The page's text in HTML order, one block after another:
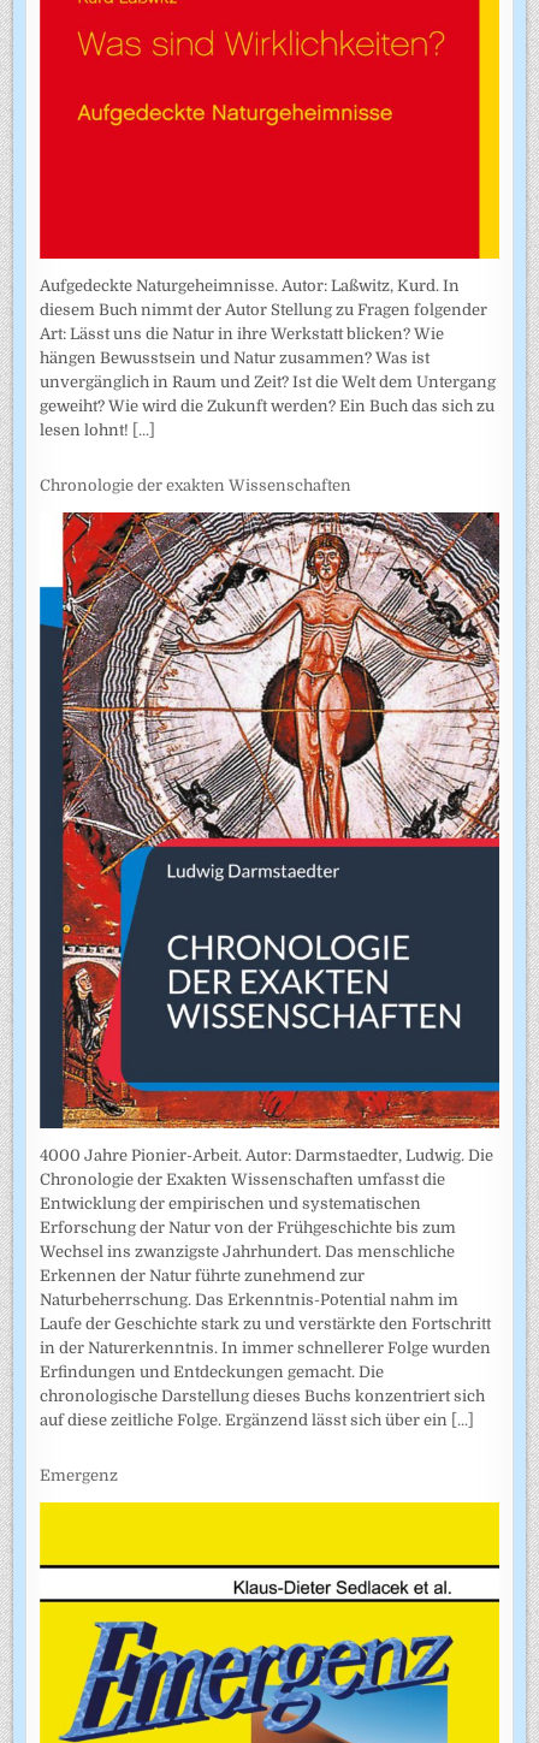
Aufgedeckte Naturgeheimnisse. Autor: Laßwitz, Kurd. In
diesem Buch nimmt der Autor Stellung zu Fragen folgender
Art: Lässt uns die Natur in ihre Werkstatt blicken? Wie
hängen Bewusstsein und Natur zusammen? Was ist
unvergänglich in Raum und Zeit? Ist die Welt dem Untergang
geweiht? Wie wird die Zukunft werden? Ein Buch das sich zu
lesen lohnt! [...]
Chronologie der exakten Wissenschaften
4000 Jahre Pionier-Arbeit. Autor: Darmstaedter, Ludwig. Die
Chronologie der Exakten Wissenschaften umfasst die
Entwicklung der empirischen und systematischen
Erforschung der Natur von der Frühgeschichte bis zum
Wechsel ins zwanzigste Jahrhundert. Das menschliche
Erkennen der Natur führte zunehmend zur
Naturbeherrschung. Das Erkenntnis-Potential nahm im
Laufe der Geschichte stark zu und verstärkte den Fortschritt
in der Naturerkenntnis. In immer schnellerer Folge wurden
Erfindungen und Entdeckungen gemacht. Die
chronologische Darstellung dieses Buchs konzentriert sich
auf diese zeitliche Folge. Ergänzend lässt sich über ein [...]
Emergenz